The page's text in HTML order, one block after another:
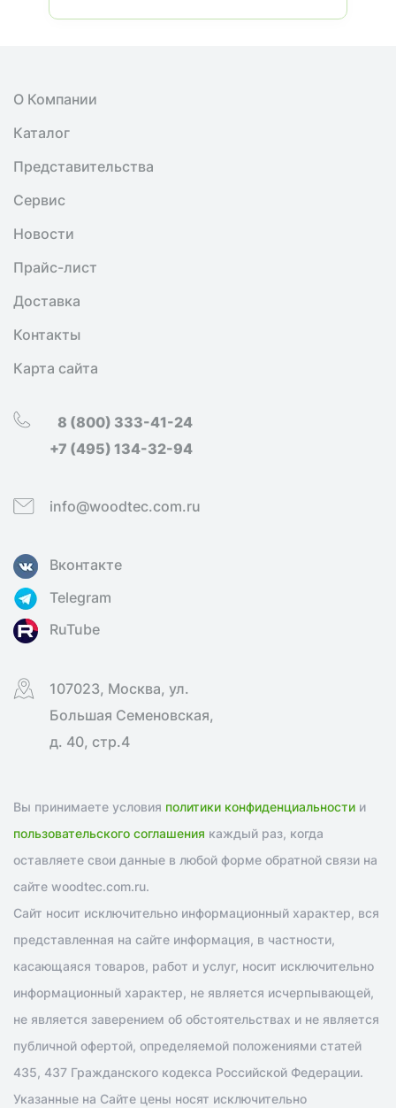
О Компании
Каталог
Представительства
Сервис
Новости
Прайс-лист
Доставка
Контакты
Карта сайта
8 (800) 333-41-24
+7 (495) 134-32-94
info@woodtec.com.ru
Вконтакте
Telegram
RuTube
107023, Москва, ул.
Большая Семеновская,
д. 40, стр.4
Вы принимаете условия политики конфиденциальности и
пользовательского соглашения каждый раз, когда
оставляете свои данные в любой форме обратной связи на
сайте woodtec.com.ru.
Сайт носит исключительно информационный характер, вся
представленная на сайте информация, в частности,
касающаяся товаров, работ и услуг, носит исключительно
информационный характер, не является исчерпывающей,
не является заверением об обстоятельствах и не является
публичной офертой, определяемой положениями статей
435, 437 Гражданского кодекса Российской Федерации.
Указанные на Сайте цены носят исключительно